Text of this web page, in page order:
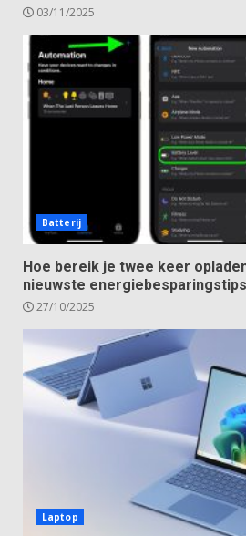
03/11/2025
Batterij
Hoe bereik je twee keer
nieuwste
27/10/2025
Laptop